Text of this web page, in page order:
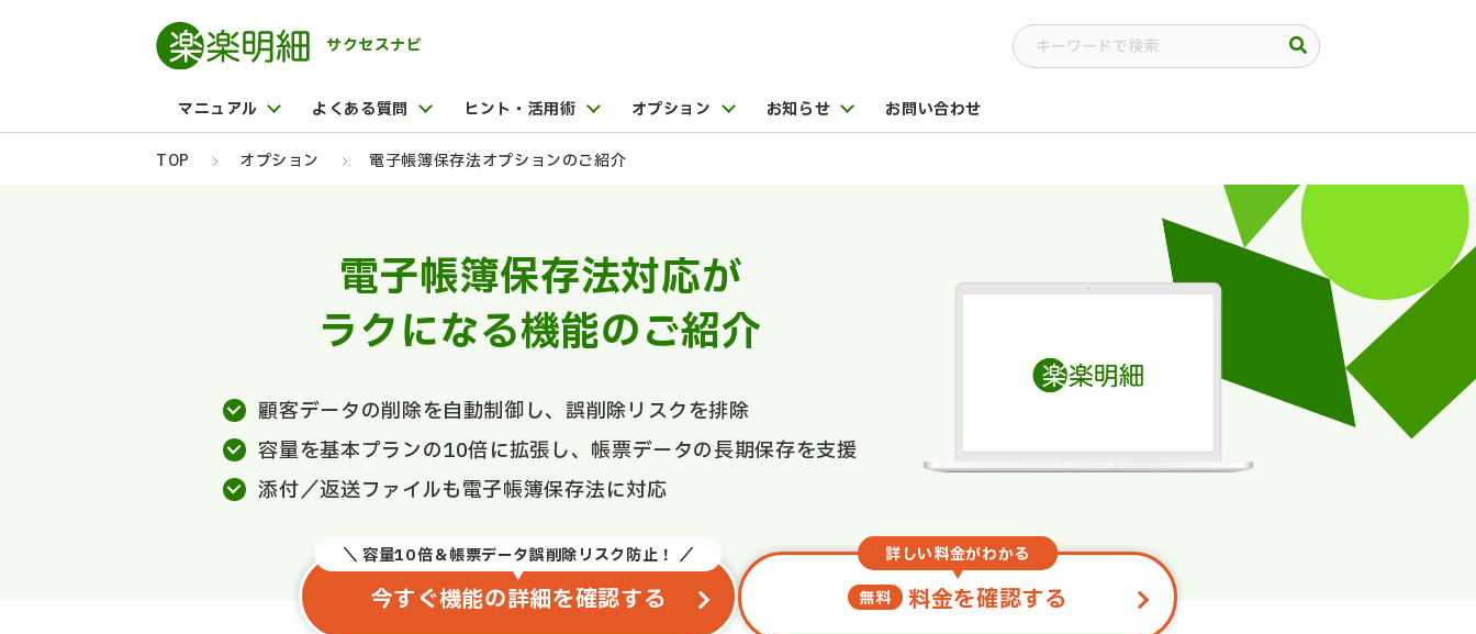
サクセスナビ
マニュアル よくある質問 ヒント・活用術 オプション お知らせ お問い合わせ
TOP オプション 電子帳簿保存法オプションのご紹介
電子帳簿保存法対応が
ラクになる機能のご紹介
顧客データの削除を自動制御し、誤削除リスクを排除
容量を基本プランの10倍に拡張し、帳票データの長期保存を支援
添付／返送ファイルも電子帳簿保存法に対応
＼ 容量10倍＆帳票データ誤削除リスク防止！ ／
今すぐ機能の詳細を確認する
詳しい料金がわかる
無料 料金を確認する